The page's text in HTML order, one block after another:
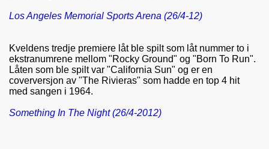
Los Angeles Memorial Sports Arena (26/4-12)
Kveldens tredje premiere låt ble spilt som låt nummer to i
ekstranumrene mellom "Rocky Ground" og "Born To Run".
Låten som ble spilt var "California Sun" og er en
coverversjon av "The Rivieras" som hadde en top 4 hit
med sangen i 1964.
Something In The Night (26/4-2012)